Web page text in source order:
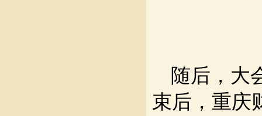
随后，大
束后，重庆